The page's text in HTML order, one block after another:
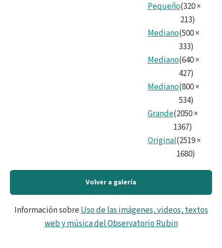
Pequeño(320×
213)
Mediano(500×
333)
Mediano(640×
427)
Mediano(800×
534)
Grande(2050×
1367)
Original(2519×
1680)
Volver a galería
Información sobreUso de las imágenes, videos, textos
web y música del Observatorio Rubin